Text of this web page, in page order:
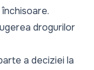
închisoare.
drogurilor
a deciziei la